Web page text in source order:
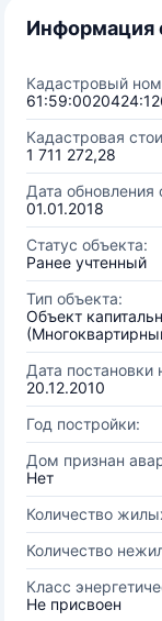
Информация
Кадастровый
Кадастровая
1 711 272,28
Дата обновления
01.01.2018
Статус объекта:
Ранее учтенный
Тип объекта:
Объект
Дата постановки
20.12.2010
Год постройки:
Дом признан
Нет
Количество
Количество
Класс
Не присвоен